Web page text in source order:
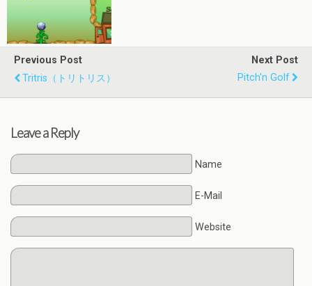
Previous Post
Tritris（トリトリス）
Next Post
Pitch'n Golf
Leave a Reply
Name
E-Mail
Website